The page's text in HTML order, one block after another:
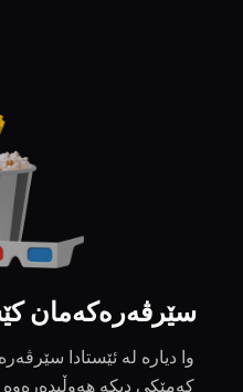
سێرڤەرەکەمان
وا دیارە لە ئێستادا
کەمێکی دیکە هەوڵبدەرەوە